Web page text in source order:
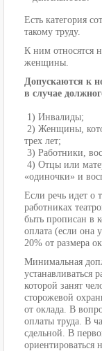
Есть категория
такому труду.
К ним относятся
женщины.
Допускаются к
в случае
1) Инвалиды;
2) Женщины,
трех лет;
3) Работники,
4) Отцы или
«одиночки» и
Если речь идет о
работниках
быть прописан в
оплата (если она
20% от размера
Минимальная
устанавливаться
которой занят
сторожевой
от оклада. В
оплаты труда. В
сдельной. В
ориентироваться